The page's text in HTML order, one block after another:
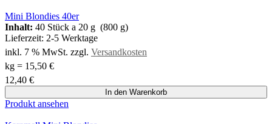
Mini Blondies 40er
Inhalt: 40 Stück a 20 g (800 g)
Lieferzeit: 2-5 Werktage
inkl. 7 % MwSt. zzgl. Versandkosten
kg = 15,50 €
12,40 €
In den Warenkorb
Produkt ansehen